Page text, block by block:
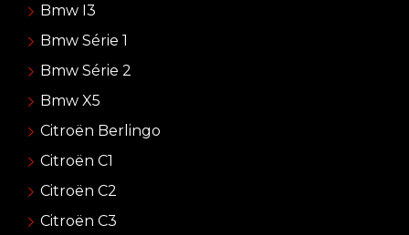
Bmw I3
Bmw Série 1
Bmw Série 2
Bmw X5
Citroën Berlingo
Citroën C1
Citroën C2
Citroën C3